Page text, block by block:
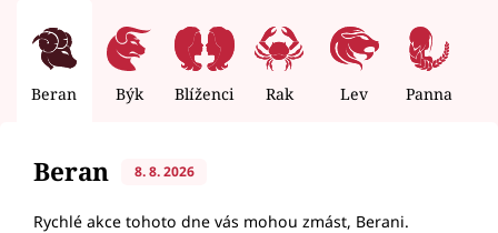
Beran Býk Blíženci Rak Lev Panna
Beran 8. 8. 2026
Rychlé akce tohoto dne vás mohou zmást, Berani.